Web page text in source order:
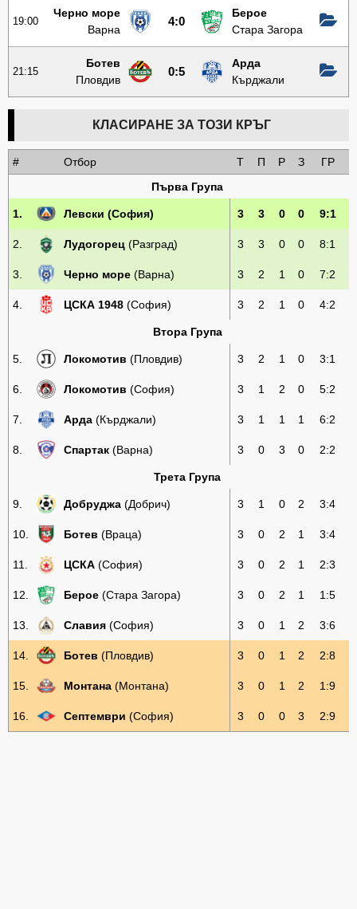
19:00
Черно море
Варна
4:0
Берое
Стара Загора
21:15
Ботев
Пловдив
0:5
Арда
Кърджали
КЛАСИРАНЕ ЗА ТОЗИ КРЪГ
# Отбор Т П Р З ГР
Първа Група
1. Левски (София) 3 3 0 0 9:1
2. Лудогорец (Разград) 3 3 0 0 8:1
3. Черно море (Варна) 3 2 1 0 7:2
4. ЦСКА 1948 (София) 3 2 1 0 4:2
Втора Група
5. Локомотив (Пловдив) 3 2 1 0 3:1
6. Локомотив (София) 3 1 2 0 5:2
7. Арда (Кърджали) 3 1 1 1 6:2
8. Спартак (Варна) 3 0 3 0 2:2
Трета Група
9. Добруджа (Добрич) 3 1 0 2 3:4
10. Ботев (Враца) 3 0 2 1 3:4
11. ЦСКА (София) 3 0 2 1 2:3
12. Берое (Стара Загора) 3 0 2 1 1:5
13. Славия (София) 3 0 1 2 3:6
14. Ботев (Пловдив) 3 0 1 2 2:8
15. Монтана (Монтана) 3 0 1 2 1:9
16. Септември (София) 3 0 0 3 2:9